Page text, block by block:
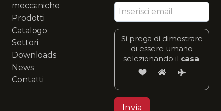
meccaniche
Prodotti
Catalogo
Settori
Downloads
News
Contatti
Si prega di dimostrare
di essere umano
selezionando il casa.